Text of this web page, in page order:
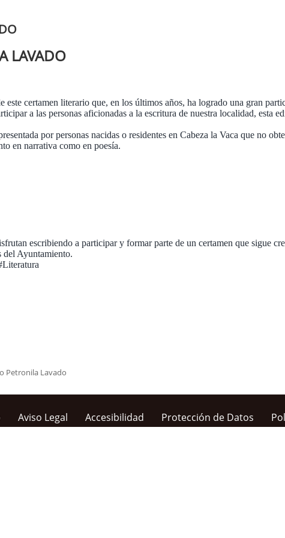
LAVADO
certamen literario que, en los últimos años, ha logrado una gran
a las personas aficionadas a la escritura de nuestra localidad, esta
por personas nacidas o residentes en Cabeza la Vaca que no
en narrativa como en poesía.
escribiendo a participar y formar parte de un certamen que sigue
del Ayuntamiento.
Petronila Lavado
Aviso Legal Accesibilidad Protección de Datos